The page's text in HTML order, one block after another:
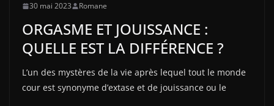
30 mai 2023 Romane
ORGASME ET JOUISSANCE :
QUELLE EST LA DIFFÉRENCE ?
L’un des mystères de la vie après lequel tout le monde
cour est synonyme d’extase et de jouissance ou le